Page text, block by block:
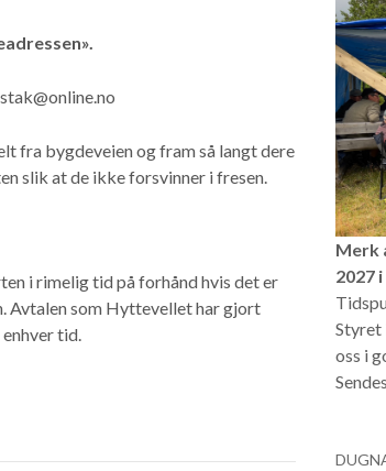
fra bygdeveien og fram så langt dere
slik at de ikke forsvinner i fresen.
i rimelig tid på forhånd hvis det er
Avtalen som Hyttevellet har gjort
tid.
Merk
2027
Styret
oss i